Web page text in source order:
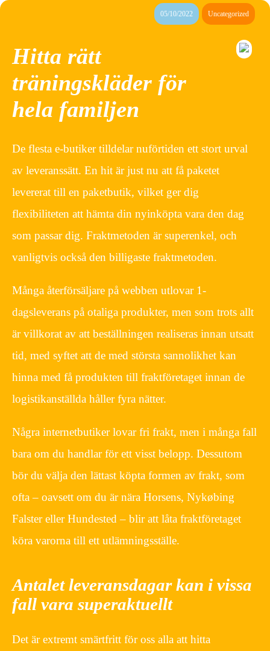
05/10/2022 Uncategorized
Hitta rätt
träningskläder för
hela familjen
De flesta e-butiker tilldelar nuförtiden ett stort urval
av leveranssätt. En hit är just nu att få paketet
levererat till en paketbutik, vilket ger dig
flexibiliteten att hämta din nyinköpta vara den dag
som passar dig. Fraktmetoden är superenkel, och
vanligtvis också den billigaste fraktmetoden.
Många återförsäljare på webben utlovar 1-
dagsleverans på otaliga produkter, men som trots allt
är villkorat av att beställningen realiseras innan utsatt
tid, med syftet att de med största sannolikhet kan
hinna med få produkten till fraktföretaget innan de
logistikanställda håller fyra nätter.
Några internetbutiker lovar fri frakt, men i många fall
bara om du handlar för ett visst belopp. Dessutom
bör du välja den lättast köpta formen av frakt, som
ofta – oavsett om du är nära Horsens, Nykøbing
Falster eller Hundested – blir att låta fraktföretaget
köra varorna till ett utlämningsställe.
Antalet leveransdagar kan i vissa
fall vara superaktuellt
Det är extremt smärtfritt för oss alla att hitta